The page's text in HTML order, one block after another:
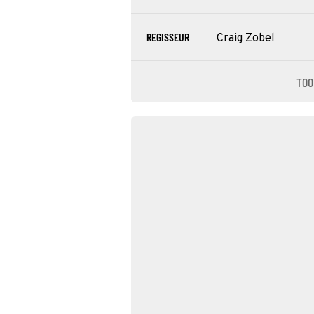
REGISSEUR Craig Zobel